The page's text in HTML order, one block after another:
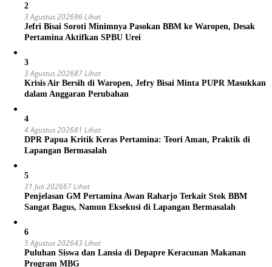
2
3 Agustus 202696 Lihat
Jefri Bisai Soroti Minimnya Pasokan BBM ke Waropen, Desak
Pertamina Aktifkan SPBU Urei
3
3 Agustus 202687 Lihat
Krisis Air Bersih di Waropen, Jefry Bisai Minta PUPR Masukkan
dalam Anggaran Perubahan
4
4 Agustus 202681 Lihat
DPR Papua Kritik Keras Pertamina: Teori Aman, Praktik di
Lapangan Bermasalah
5
31 Juli 202667 Lihat
Penjelasan GM Pertamina Awan Raharjo Terkait Stok BBM
Sangat Bagus, Namun Eksekusi di Lapangan Bermasalah
6
5 Agustus 202643 Lihat
Puluhan Siswa dan Lansia di Depapre Keracunan Makanan
Program MBG